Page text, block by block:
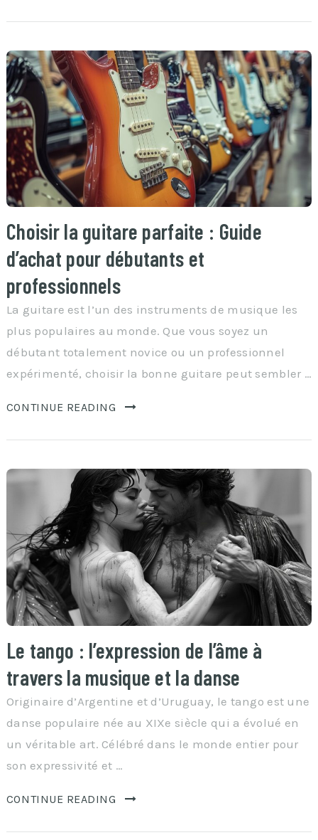
Choisir la guitare parfaite : Guide
d’achat pour débutants et
professionnels
La guitare est l’un des instruments de musique les
plus populaires au monde. Que vous soyez un
débutant totalement novice ou un professionnel
expérimenté, choisir la bonne guitare peut sembler …
CONTINUE READING
Le tango : l’expression de l’âme à
travers la musique et la danse
Originaire d’Argentine et d’Uruguay, le tango est une
danse populaire née au XIXe siècle qui a évolué en
un véritable art. Célébré dans le monde entier pour
son expressivité et …
CONTINUE READING